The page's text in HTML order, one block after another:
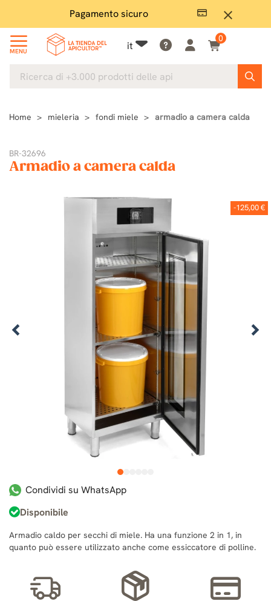
close
Pagamento sicuro
MENU it
0
Home mieleria fondi miele armadio a camera calda
BR-32696
Armadio a camera calda
-125,00 €
1
Condividi su WhatsApp
Disponibile
Armadio caldo per secchi di miele. Ha una funzione 2 in 1, in
quanto può essere utilizzato anche come essiccatore di polline.